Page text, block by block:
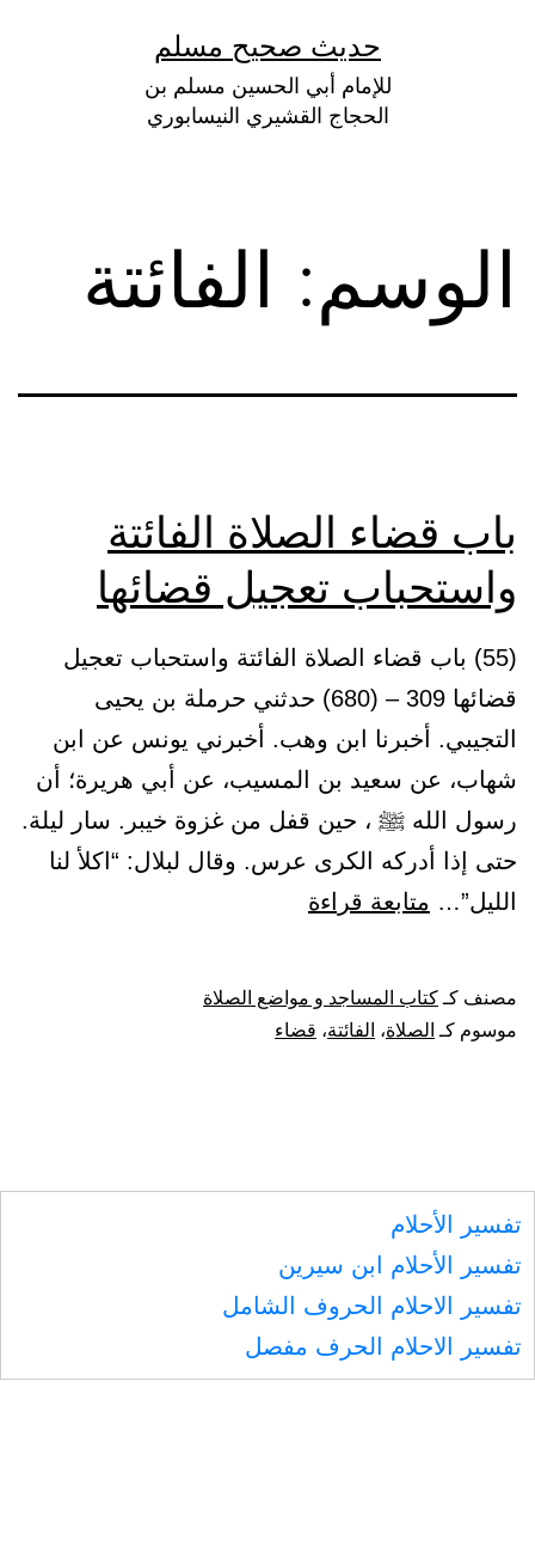
حديث صحيح مسلم
للإمام أبي الحسين مسلم بن
الحجاج القشيري النيسابوري
الوسم: الفائتة
باب قضاء الصلاة الفائتة
واستحباب تعجيل قضائها
(55) باب قضاء الصلاة الفائتة واستحباب تعجيل
قضائها 309 – (680) حدثني حرملة بن يحيى
التجيبي. أخبرنا ابن وهب. أخبرني يونس عن ابن
شهاب، عن سعيد بن المسيب، عن أبي هريرة؛ أن
رسول الله ﷺ ، حين قفل من غزوة خيبر. سار ليلة.
حتى إذا أدركه الكرى عرس. وقال لبلال: “اكلأ لنا
الليل”… متابعة قراءة
الصلاة
الفائتة
مصنف كـكتاب المساجد و مواضع الصلاة
موسوم كـ الصلاة، الفائتة، قضاء
تفسير الأحلام
تفسير الأحلام ابن سيرين
تفسير الاحلام الحروف الشامل
تفسير الاحلام الحرف مفصل